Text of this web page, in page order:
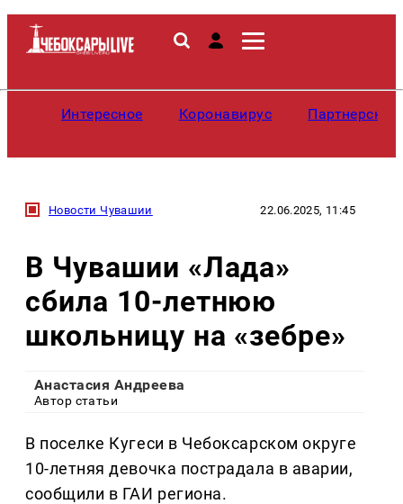
Интересное Коронавирус
Новости Чувашии 22.06.2025, 11:45
В Чувашии «Лада»
сбила 10-летнюю
школьницу на «зебре»
Анастасия Андреева
Автор статьи
В поселке Кугеси в Чебоксарском округе
10-летняя девочка пострадала в аварии,
сообщили в ГАИ региона.